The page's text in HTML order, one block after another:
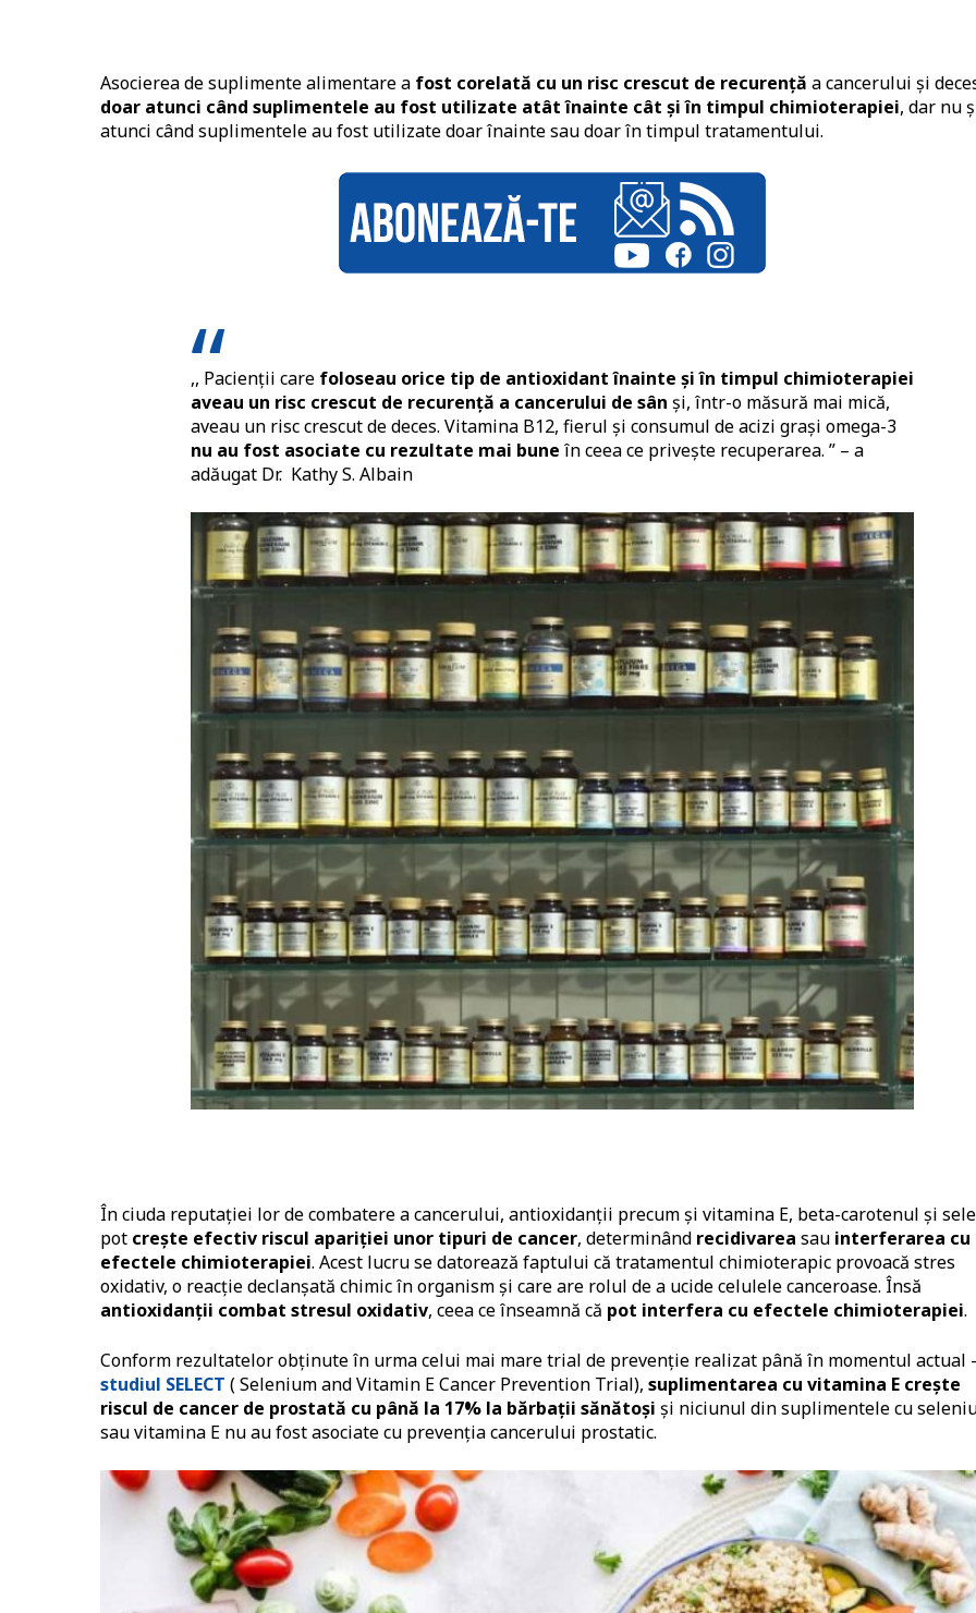
Asocierea de suplimente alimentare a fost corelată cu un risc crescut de recurență a cancerului și
doar atunci când suplimentele au fost utilizate atât înainte cât și în timpul chimioterapiei, dar nu
atunci când suplimentele au fost utilizate doar înainte sau doar în timpul tratamentului.
,, Pacienții care foloseau orice tip de antioxidant înainte și în timpul chimioterapiei
aveau un risc crescut de recurență a cancerului de sân și, într-o măsură mai mică,
aveau un risc crescut de deces. Vitamina B12, fierul și consumul de acizi grași omega-3
nu au fost asociate cu rezultate mai bune în ceea ce privește recuperarea. ” – a
adăugat Dr. Kathy S. Albain
În ciuda reputației lor de combatere a cancerului, antioxidanții precum și vitamina E, beta-carotenul și
pot crește efectiv riscul apariției unor tipuri de cancer, determinând recidivarea sau interferarea cu
efectele chimioterapiei. Acest lucru se datorează faptului că tratamentul chimioterapic provoacă stres
oxidativ, o reacție declanșată chimic în organism și care are rolul de a ucide celulele canceroase. Însă
antioxidanții combat stresul oxidativ, ceea ce înseamnă că pot interfera cu efectele chimioterapiei.
Conform rezultatelor obținute în urma celui mai mare trial de prevenție realizat până în momentul actual
studiul SELECT ( Selenium and Vitamin E Cancer Prevention Trial), suplimentarea cu vitamina E crește
riscul de cancer de prostată cu până la 17% la bărbații sănătoși și niciunul din suplimentele cu
sau vitamina E nu au fost asociate cu prevenția cancerului prostatic.